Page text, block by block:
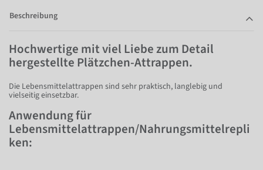
Beschreibung
Hochwertige mit viel Liebe zum Detail
hergestellte Plätzchen-Attrappen.
Die Lebensmittelattrappen sind sehr praktisch, langlebig und
vielseitig einsetzbar.
Anwendung für
Lebensmittelattrappen/Nahrungsmittelrepli
ken: